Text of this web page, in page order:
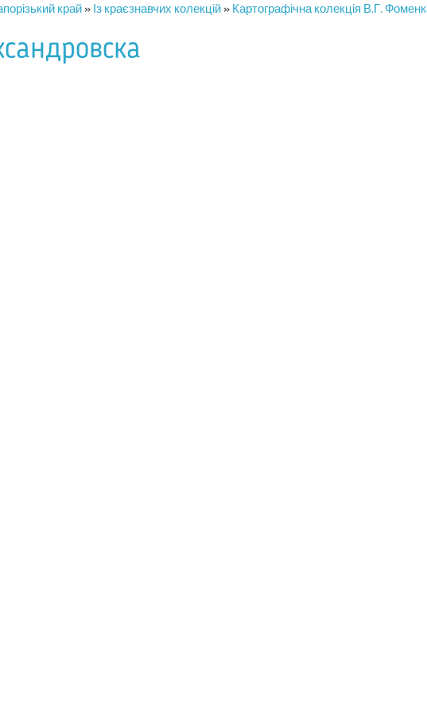
край»Із краєзнавчих колекцій»Картографічна колекція В.Г.